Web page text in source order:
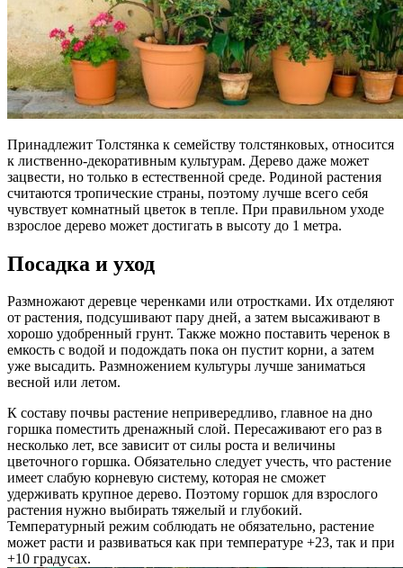
Принадлежит Толстянка к семейству толстянковых, относится
к лиственно-декоративным культурам. Дерево даже может
зацвести, но только в естественной среде. Родиной растения
считаются тропические страны, поэтому лучше всего себя
чувствует комнатный цветок в тепле. При правильном уходе
взрослое дерево может достигать в высоту до 1 метра.
Посадка и уход
Размножают деревце черенками или отростками. Их отделяют
от растения, подсушивают пару дней, а затем высаживают в
хорошо удобренный грунт. Также можно поставить черенок в
емкость с водой и подождать пока он пустит корни, а затем
уже высадить. Размножением культуры лучше заниматься
весной или летом.
К составу почвы растение непривередливо, главное на дно
горшка поместить дренажный слой. Пересаживают его раз в
несколько лет, все зависит от силы роста и величины
цветочного горшка. Обязательно следует учесть, что растение
имеет слабую корневую систему, которая не сможет
удерживать крупное дерево. Поэтому горшок для взрослого
растения нужно выбирать тяжелый и глубокий.
Температурный режим соблюдать не обязательно, растение
может расти и развиваться как при температуре +23, так и при
+10 градусах.